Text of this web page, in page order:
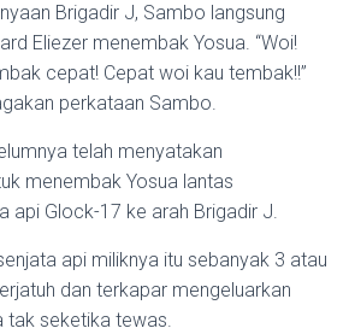
Brigadir J, Sambo langsung
Eliezer menembak Yosua. “Woi!
cepat! Cepat woi kau tembak!!”
perkataan Sambo.
telah menyatakan
menembak Yosua lantas
api Glock-17 ke arah Brigadir J.
api miliknya itu sebanyak 3 atau
dan terkapar mengeluarkan
tak seketika tewas.